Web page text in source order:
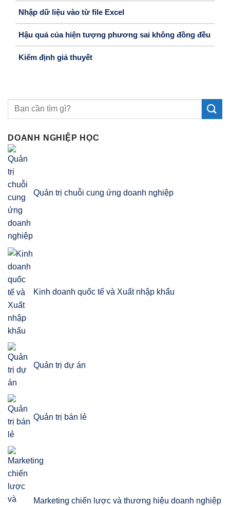
Nhập dữ liệu vào từ file Excel
Hậu quả của hiện tượng phương sai không đồng đều
Kiểm định giả thuyết
DOANH NGHIỆP HỌC
Quản trị chuỗi cung ứng doanh nghiệp
Kinh doanh quốc tế và Xuất nhập khẩu
Quản trị dự án
Quản trị bán lẻ
Marketing chiến lược và thương hiệu doanh nghiệp